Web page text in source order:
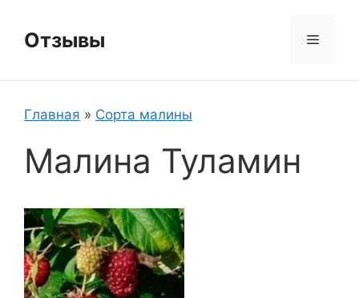
содержимому
Отзывы Меню
Главная » Сорта малины
Малина Туламин